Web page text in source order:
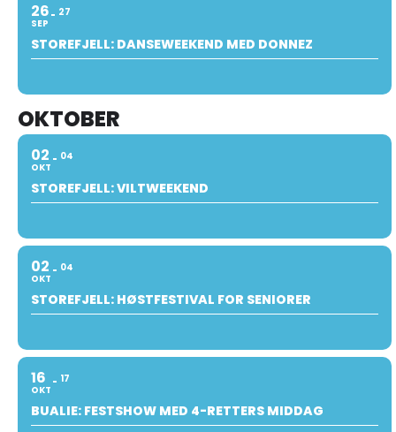
26
SEP
27
STOREFJELL: DANSEWEEKEND MED DONNEZ
OKTOBER
02
OKT
04
STOREFJELL: VILTWEEKEND
02
OKT
04
STOREFJELL: HØSTFESTIVAL FOR SENIORER
16
OKT
17
BUALIE: FESTSHOW MED 4-RETTERS MIDDAG